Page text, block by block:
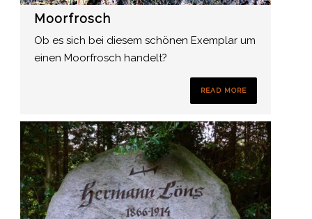
Moorfrosch
Ob es sich bei diesem schönen Exemplar um
einen Moorfrosch handelt?
READ MORE